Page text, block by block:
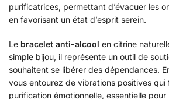
purificatrices, permettant d’évacuer les
en favorisant un état d’esprit serein.
Le bracelet anti-alcool en citrine
simple bijou, il représente un outil de
souhaitent se libérer des dépendances.
vous entourez de vibrations positives qui
purification émotionnelle, essentielle